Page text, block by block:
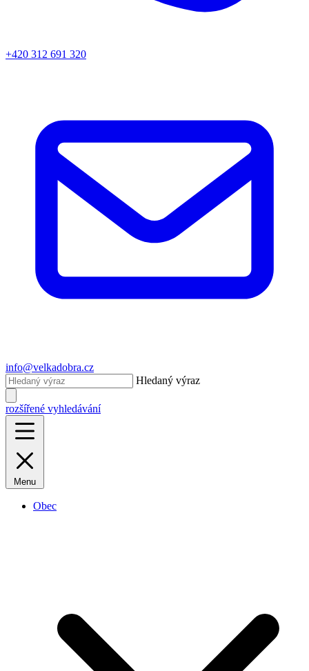
+420 312 691 320
info@velkadobra.cz
Hledaný výraz
rozšířené vyhledávání
Menu
Obec